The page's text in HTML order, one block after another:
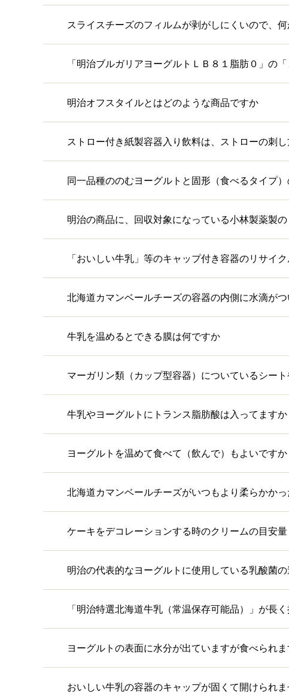
スライスチーズのフィルムが剥がしにくいので、
「明治ブルガリアヨーグルトＬＢ８１脂肪０」の
明治オフスタイルとはどのような商品ですか
ストロー付き紙製容器入り飲料は、ストローの刺
同一品種ののむヨーグルトと固形（食べるタイプ
明治の商品に、回収対象になっている小林製薬製
「おいしい牛乳」等のキャップ付き容器のリサイ
北海道カマンベールチーズの容器の内側に水滴が
牛乳を温めるとできる膜は何ですか
マーガリン類（カップ型容器）についているシー
牛乳やヨーグルトにトランス脂肪酸は入ってますか
ヨーグルトを温めて食べて（飲んで）もよいですか
北海道カマンベールチーズがいつもより柔らかか
ケーキをデコレーションする時のクリームの目安量
明治の代表的なヨーグルトに使用している乳酸菌の
「明治特選北海道牛乳（常温保存可能品）」が長
ヨーグルトの表面に水分が出ていますが食べられ
おいしい牛乳の容器のキャップが固くて開けられ